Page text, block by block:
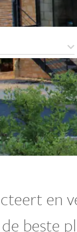
en
beste